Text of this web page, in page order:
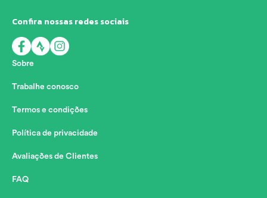
Confira nossas redes sociais
Sobre
Trabalhe conosco
Termos e condições
Política de privacidade
Avaliações de Clientes
FAQ